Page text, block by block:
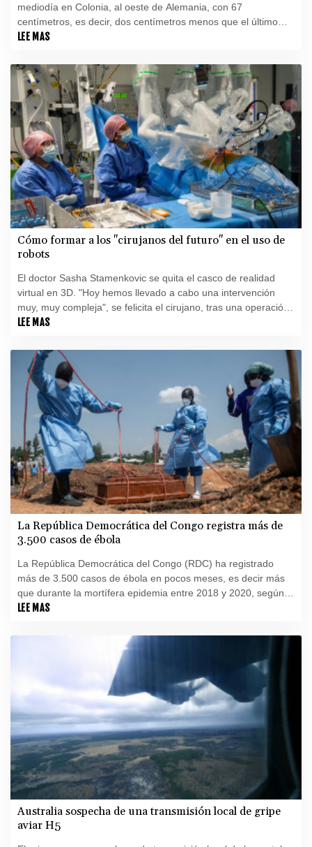
mediodía en Colonia, al oeste de Alemania, con 67
centímetros, es decir, dos centímetros menos que el último
récord registrado en 2018, según la Autoridad de Vías
LEE MAS
Cómo formar a los "cirujanos del futuro" en el uso de
robots
El doctor Sasha Stamenkovic se quita el casco de realidad
virtual en 3D. "Hoy hemos llevado a cabo una intervención
muy, muy compleja", se felicita el cirujano, tras una operación
robotizada que ha permitido extirpar un tumor del pulmón de
LEE MAS
La República Democrática del Congo registra más de
3.500 casos de ébola
La República Democrática del Congo (RDC) ha registrado
más de 3.500 casos de ébola en pocos meses, es decir más
que durante la mortífera epidemia entre 2018 y 2020, según
datos publicados el viernes por las autoridades congoleñas.
LEE MAS
Australia sospecha de una transmisión local de gripe
aviar H5